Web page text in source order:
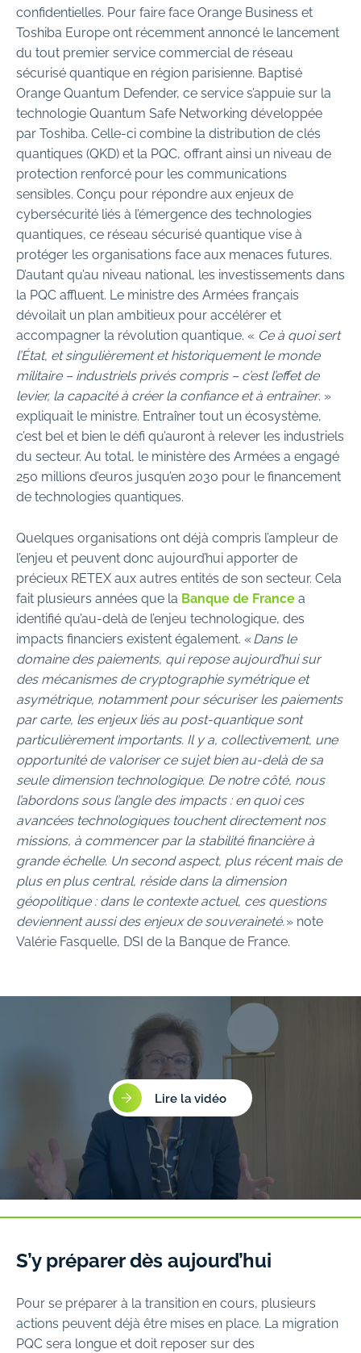
confidentielles. Pour faire face Orange Business et
Toshiba Europe ont récemment annoncé le lancement
du tout premier service commercial de réseau
sécurisé quantique en région parisienne. Baptisé
Orange Quantum Defender, ce service s’appuie sur la
technologie Quantum Safe Networking développée
par Toshiba. Celle-ci combine la distribution de clés
quantiques (QKD) et la PQC, offrant ainsi un niveau de
protection renforcé pour les communications
sensibles. Conçu pour répondre aux enjeux de
cybersécurité liés à l’émergence des technologies
quantiques, ce réseau sécurisé quantique vise à
protéger les organisations face aux menaces futures.
D’autant qu’au niveau national, les investissements dans
la PQC affluent. Le ministre des Armées français
dévoilait un plan ambitieux pour accélérer et
accompagner la révolution quantique. « Ce à quoi sert
l’État, et singulièrement et historiquement le monde
militaire – industriels privés compris – c’est l’effet de
levier, la capacité à créer la confiance et à entraîner. »
expliquait le ministre. Entraîner tout un écosystème,
c’est bel et bien le défi qu’auront à relever les industriels
du secteur. Au total, le ministère des Armées a engagé
250 millions d’euros jusqu’en 2030 pour le financement
de technologies quantiques.
Quelques organisations ont déjà compris l’ampleur de
l’enjeu et peuvent donc aujourd’hui apporter de
précieux RETEX aux autres entités de son secteur. Cela
fait plusieurs années que la Banque de Francea
identifié qu’au-delà de l’enjeu technologique, des
impacts financiers existent également. «Dans le
domaine des paiements, qui repose aujourd’hui sur
des mécanismes de cryptographie symétrique et
asymétrique, notamment pour sécuriser les paiements
par carte, les enjeux liés au post-quantique sont
particulièrement importants. Il y a, collectivement, une
opportunité de valoriser ce sujet bien au-delà de sa
seule dimension technologique. De notre côté, nous
l’abordons sous l’angle des impacts : en quoi ces
avancées technologiques touchent directement nos
missions, à commencer par la stabilité financière à
grande échelle. Un second aspect, plus récent mais de
plus en plus central, réside dans la dimension
géopolitique : dans le contexte actuel, ces questions
deviennent aussi des enjeux de souveraineté.» note
Valérie Fasquelle, DSI de la Banque de France.
Lire la vidéo
S’y préparer dès aujourd’hui
Pour se préparer à la transition en cours, plusieurs
actions peuvent déjà être mises en place. La migration
PQC sera longue et doit reposer sur des